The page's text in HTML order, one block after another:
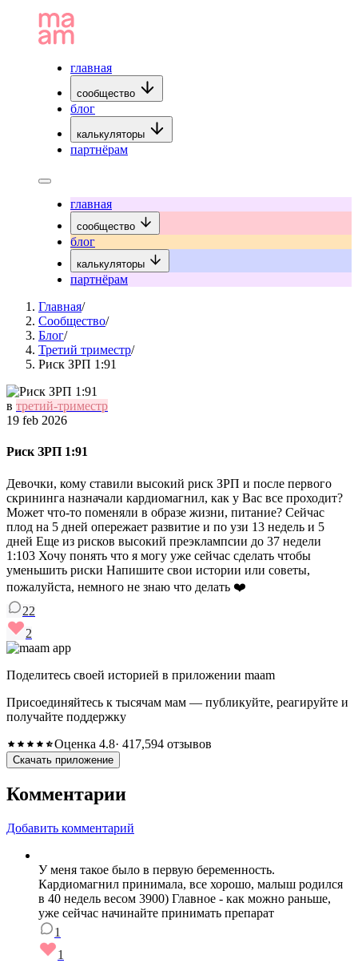
главная
сообщество
блог
калькуляторы
партнёрам
главная
сообщество
блог
калькуляторы
партнёрам
Главная/
Сообщество/
Блог/
Третий триместр/
Риск ЗРП 1:91
в третий-триместр
19 feb 2026
Риск ЗРП 1:91
Девочки, кому ставили высокий риск ЗРП и после первого
скрининга назначали кардиомагнил, как у Вас все проходит?
Может что-то поменяли в образе жизни, питание? Сейчас
плод на 5 дней опережает развитие и по узи 13 недель и 5
дней Еще из рисков высокий преэклампсии до 37 недели
1:103 Хочу понять что я могу уже сейчас сделать чтобы
уменьшить риски Напишите свои истории или советы,
пожалуйста, немного не знаю что делать ❤️
22
2
Поделитесь своей историей в приложении maam
Присоединяйтесь к тысячам мам — публикуйте, реагируйте и
получайте поддержку
Оценка 4.8· 417,594 отзывов
Скачать приложение
Комментарии
Добавить комментарий
У меня такое было в первую беременность.
Кардиомагнил принимала, все хорошо, малыш родился
в 40 недель весом 3900) Главное - как можно раньше,
уже сейчас начинайте принимать препарат
1
1